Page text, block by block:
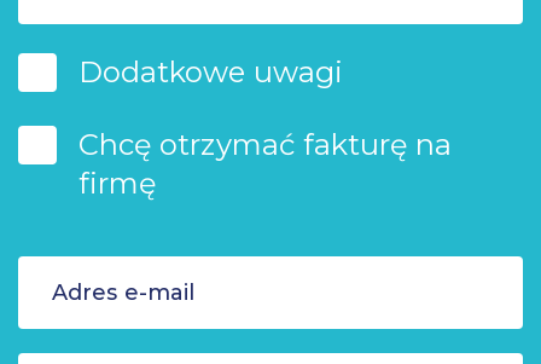
Dodatkowe uwagi
Chcę otrzymać fakturę na
firmę